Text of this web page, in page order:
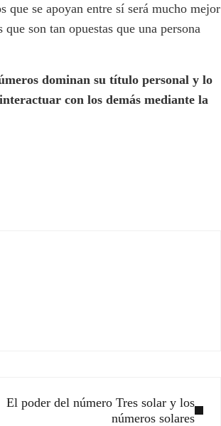
se apoyan entre sí será mucho mejor
son tan opuestas que una persona
dominan su título personal y lo
con los demás mediante la
El poder del número Tres solar y los
números solares